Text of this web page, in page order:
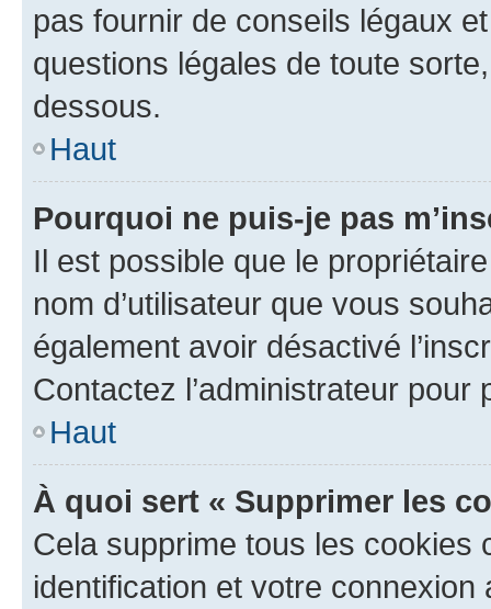
pas fournir de conseils légaux
questions légales de toute
dessous.
Haut
Pourquoi ne puis-je pas
Il est possible que le
nom d’utilisateur que vous
également avoir désactivé
Contactez l’administrateur
Haut
À quoi sert « Supprimer les
Cela supprime tous les cookies
identification et votre